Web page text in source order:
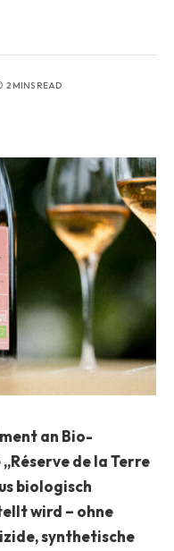
2 MINS READ
an Bio-
de la Terre
biologisch
wird – ohne
synthetische